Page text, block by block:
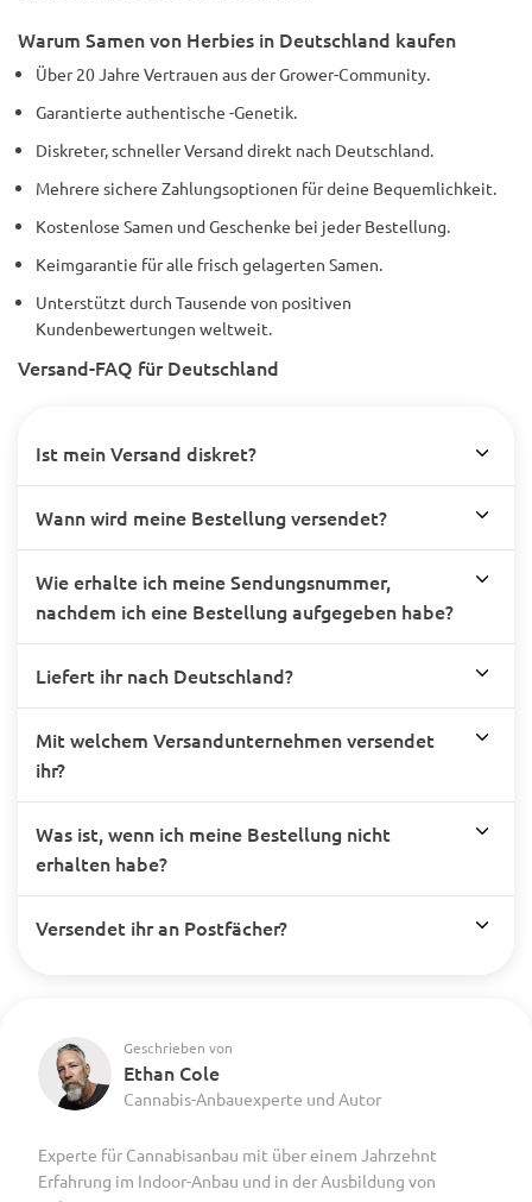
Warum Samen von Herbies in Deutschland kaufen
Über 20 Jahre Vertrauen aus der Grower-Community.
Garantierte authentische -Genetik.
Diskreter, schneller Versand direkt nach Deutschland.
Mehrere sichere Zahlungsoptionen für deine Bequemlichkeit.
Kostenlose Samen und Geschenke bei jeder Bestellung.
Keimgarantie für alle frisch gelagerten Samen.
Unterstützt durch Tausende von positiven
Kundenbewertungen weltweit.
Versand-FAQ für Deutschland
Ist mein Versand diskret?
Wann wird meine Bestellung versendet?
Wie erhalte ich meine Sendungsnummer,
nachdem ich eine Bestellung aufgegeben habe?
Liefert ihr nach Deutschland?
Mit welchem Versandunternehmen versendet
ihr?
Was ist, wenn ich meine Bestellung nicht
erhalten habe?
Versendet ihr an Postfächer?
Geschrieben von
Ethan Cole
Cannabis-Anbauexperte und Autor
Experte für Cannabisanbau mit über einem Jahrzehnt
Erfahrung im Indoor-Anbau und in der Ausbildung von